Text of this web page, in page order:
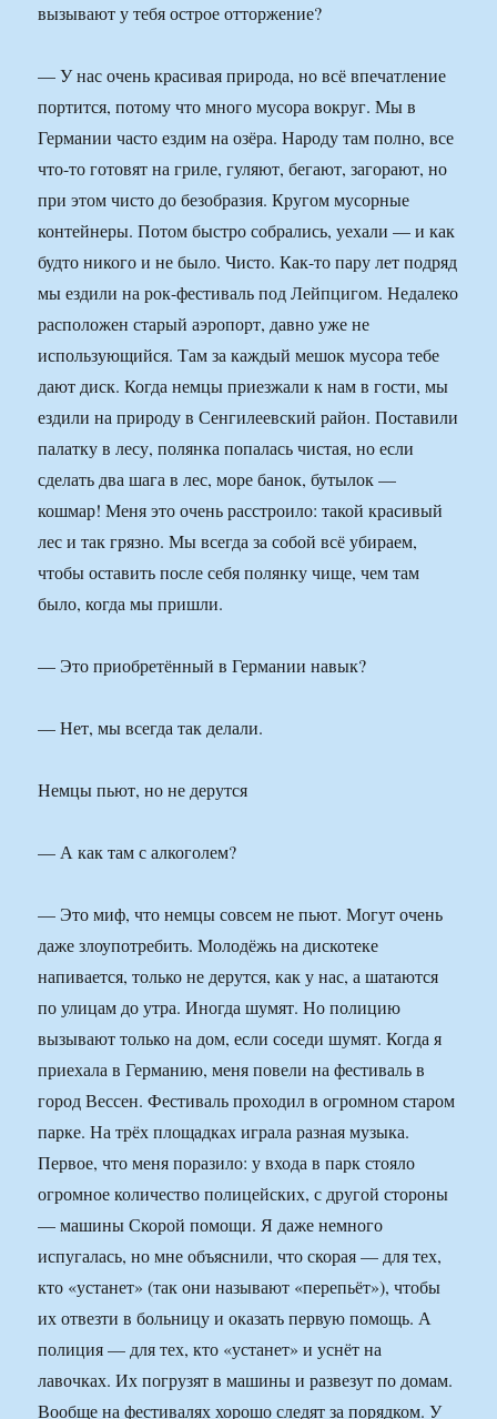
вызывают у тебя острое отторжение?
— У нас очень красивая природа, но всё впечатление
портится, потому что много мусора вокруг. Мы в
Германии часто ездим на озёра. Народу там полно, все
что-то готовят на гриле, гуляют, бегают, загорают, но
при этом чисто до безобразия. Кругом мусорные
контейнеры. Потом быстро собрались, уехали — и как
будто никого и не было. Чисто. Как-то пару лет подряд
мы ездили на рок-фестиваль под Лейпцигом. Недалеко
расположен старый аэропорт, давно уже не
использующийся. Там за каждый мешок мусора тебе
дают диск. Когда немцы приезжали к нам в гости, мы
ездили на природу в Сенгилеевский район. Поставили
палатку в лесу, полянка попалась чистая, но если
сделать два шага в лес, море банок, бутылок —
кошмар! Меня это очень расстроило: такой красивый
лес и так грязно. Мы всегда за собой всё убираем,
чтобы оставить после себя полянку чище, чем там
было, когда мы пришли.
— Это приобретённый в Германии навык?
— Нет, мы всегда так делали.
Немцы пьют, но не дерутся
— А как там с алкоголем?
— Это миф, что немцы совсем не пьют. Могут очень
даже злоупотребить. Молодёжь на дискотеке
напивается, только не дерутся, как у нас, а шатаются
по улицам до утра. Иногда шумят. Но полицию
вызывают только на дом, если соседи шумят. Когда я
приехала в Германию, меня повели на фестиваль в
город Вессен. Фестиваль проходил в огромном старом
парке. На трёх площадках играла разная музыка.
Первое, что меня поразило: у входа в парк стояло
огромное количество полицейских, с другой стороны
— машины Скорой помощи. Я даже немного
испугалась, но мне объяснили, что скорая — для тех,
кто «устанет» (так они называют «перепьёт»), чтобы
их отвезти в больницу и оказать первую помощь. А
полиция — для тех, кто «устанет» и уснёт на
лавочках. Их погрузят в машины и развезут по домам.
Вообще на фестивалях хорошо следят за порядком. У